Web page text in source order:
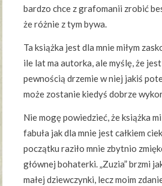
bardzo chce z grafomanii zrobić
że różnie z tym bywa.
Ta książka jest dla mnie miłym
ile lat ma autorka, ale myślę, że jest
pewnością drzemie w niej jakiś
może zostanie kiedyś dobrze
Nie mogę powiedzieć, że książka
fabuła jak dla mnie jest całkiem
początku raziło mnie zbytnio
głównej bohaterki. „Zuzia” brzmi
małej dziewczynki, lecz moim